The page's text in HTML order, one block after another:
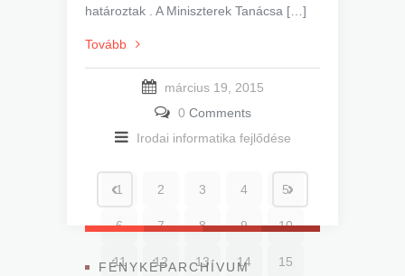
határoztak . A Miniszterek Tanácsa […]
Tovább
március 19, 2015
0 Comments
Irodai informatika fejlődése
1 2 3 4 5
6 7 8 9 10
11 12 13 14 15
FÉNYKÉPARCHÍVUM